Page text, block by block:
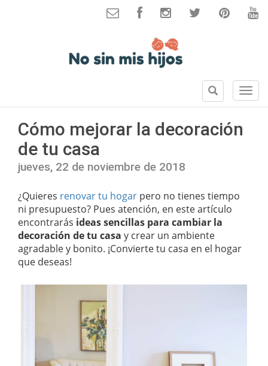
S
e
B
u
c
Cómo mejorar la decoración
de tu casa
jueves, 22 de noviembre de 2018
¿Quieres renovar tu hogar pero no tienes tiempo
ni presupuesto? Pues atención, en este artículo
encontrarás ideas sencillas para cambiar la
decoración de tu casa y crear un ambiente
agradable y bonito. ¡Convierte tu casa en el hogar
que deseas!